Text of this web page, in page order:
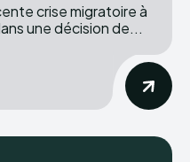
crise migratoire à
une décision de...